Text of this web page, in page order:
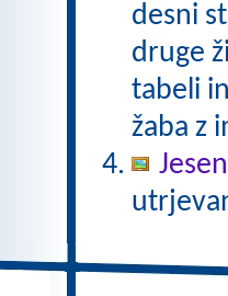
desni
druge
tabeli
žaba z